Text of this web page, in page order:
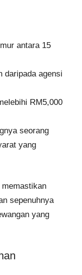
antara 15
daripada agensi
RM5,000
seorang
yang
sepenuhnya
yang